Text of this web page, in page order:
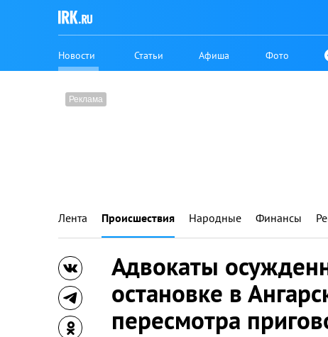
Новости Статьи Афиша Фото
Лента Происшествия Народные Финансы
Адвокаты
остановке в
пересмотра